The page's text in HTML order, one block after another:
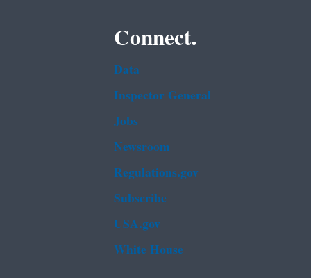
Connect.
Data
Inspector General
Jobs
Newsroom
Regulations.gov
Subscribe
USA.gov
White House